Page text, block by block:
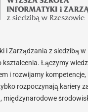
i Zarządzania z siedzibą
Łączymy
i rozwijamy
rozpoczynają kariery
międzynarodowe